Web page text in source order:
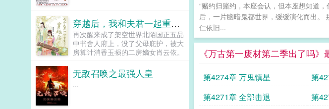
“赌约归赌约，本座会认，但本座想知道
后，一片幽暗鬼都世界，缓缓演化而出
仁依旧...
《万古第一废材第二季出了吗》
第4274章 万鬼镇星 第
第4271章 全部击退
第
穿越后，我和夫君一起重生了
再次醒来成了架空世界北陌国正五品
中书舍人府上，没了父母庇护，被大
房算计消香玉损的二房嫡女肖云依。
德，不仅想害死原主，算计二房嫡长
子，还恶毒的想把刚出生不满百天的
二房小少爷送于别人当养子，真可谓
无敌召唤之最强人皇
...